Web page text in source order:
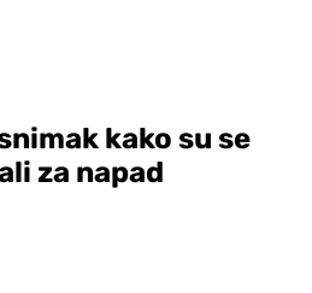
kako su se
za napad